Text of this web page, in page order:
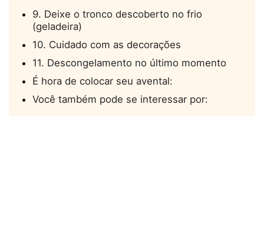
9. Deixe o tronco descoberto no frio
(geladeira)
10. Cuidado com as decorações
11. Descongelamento no último momento
É hora de colocar seu avental:
Você também pode se interessar por: